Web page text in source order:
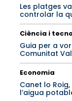
Les platges
controlar la
Ciència i
Guia per a
Comunitat
Economia
Canet lo
l’aigua